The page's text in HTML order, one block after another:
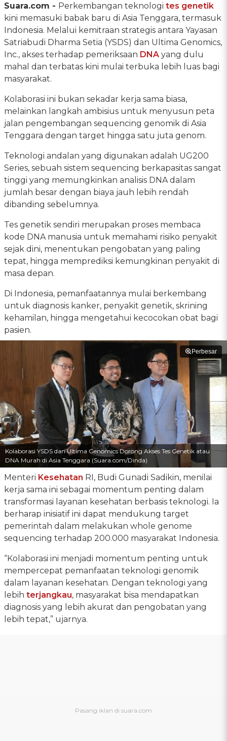
Suara.com - Perkembangan teknologi tes genetik
kini memasuki babak baru di Asia Tenggara, termasuk
Indonesia. Melalui kemitraan strategis antara Yayasan
Satriabudi Dharma Setia (YSDS) dan Ultima Genomics,
Inc., akses terhadap pemeriksaan DNA yang dulu
mahal dan terbatas kini mulai terbuka lebih luas bagi
masyarakat.
Kolaborasi ini bukan sekadar kerja sama biasa,
melainkan langkah ambisius untuk menyusun peta
jalan pengembangan sequencing genomik di Asia
Tenggara dengan target hingga satu juta genom.
Teknologi andalan yang digunakan adalah UG200
Series, sebuah sistem sequencing berkapasitas sangat
tinggi yang memungkinkan analisis DNA dalam
jumlah besar dengan biaya jauh lebih rendah
dibanding sebelumnya.
Tes genetik sendiri merupakan proses membaca
kode DNA manusia untuk memahami risiko penyakit
sejak dini, menentukan pengobatan yang paling
tepat, hingga memprediksi kemungkinan penyakit di
masa depan.
Di Indonesia, pemanfaatannya mulai berkembang
untuk diagnosis kanker, penyakit genetik, skrining
kehamilan, hingga mengetahui kecocokan obat bagi
pasien.
Perbesar
Kolaborasi YSDS dan Ultima Genomics Dorong Akses Tes Genetik atau
DNA Murah di Asia Tenggara (Suara.com/Dinda)
Menteri Kesehatan RI, Budi Gunadi Sadikin, menilai
kerja sama ini sebagai momentum penting dalam
transformasi layanan kesehatan berbasis teknologi. Ia
berharap inisiatif ini dapat mendukung target
pemerintah dalam melakukan whole genome
sequencing terhadap 200.000 masyarakat Indonesia.
“Kolaborasi ini menjadi momentum penting untuk
mempercepat pemanfaatan teknologi genomik
dalam layanan kesehatan. Dengan teknologi yang
lebih terjangkau, masyarakat bisa mendapatkan
diagnosis yang lebih akurat dan pengobatan yang
lebih tepat,” ujarnya.